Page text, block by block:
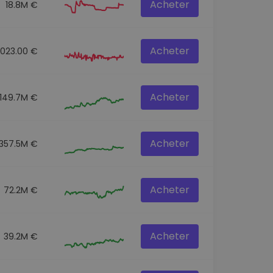
18.8M € Acheter
€ Acheter
149.7M € Acheter
€ Acheter
72.2M € Acheter
39.2M € Acheter